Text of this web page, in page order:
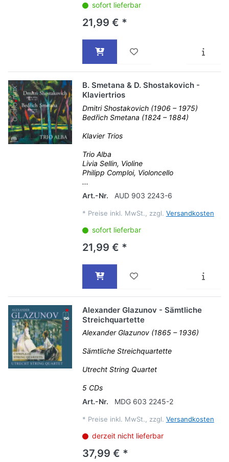
sofort lieferbar
21,99 € *
B. Smetana & D. Shostakovich -
Klaviertrios
Dmitri Shostakovich (1906 – 1975)
Bedřich Smetana (1824 – 1884)
Klavier Trios
Trio Alba
Livia Sellin, Violine
Philipp Comploi, Violoncello
...
Art.-Nr.
AUD 903 2243-6
* Preise inkl. MwSt., zzgl. Versandkosten
sofort lieferbar
21,99 € *
Alexander Glazunov - Sämtliche
Streichquartette
Alexander Glazunov (1865 – 1936)
Sämtliche Streichquartette
Utrecht String Quartet
5 CDs
Art.-Nr.
MDG 603 2245-2
* Preise inkl. MwSt., zzgl. Versandkosten
derzeit nicht lieferbar
37,99 € *